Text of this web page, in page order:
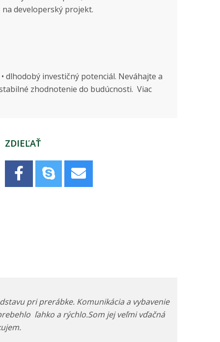
developerský projekt.
potenciál. Neváhajte a
zhodnotenie do budúcnosti. Viac
ZDIEĽAŤ
pri prerábke. Komunikácia a vybavenie
ľahko a rýchlo.Som jej veľmi vďačná